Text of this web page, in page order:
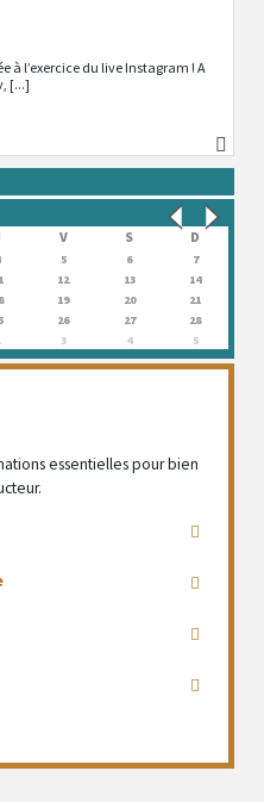
à l’exercice du live Instagram ! A
[...]
V S D
5 6
7
12 13
14
19 20
21
26 27
28
3 4 5
essentielles pour bien